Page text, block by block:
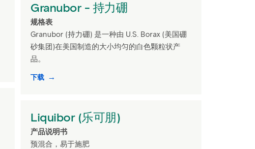
Granubor - 持力硼
规格表
Granubor (持力硼) 是一种由 U.S. Borax (美国硼
砂集团)在美国制造的大小均匀的白色颗粒状产
品。
下载
Liquibor (乐可朋)
产品说明书
预混合，易于施肥